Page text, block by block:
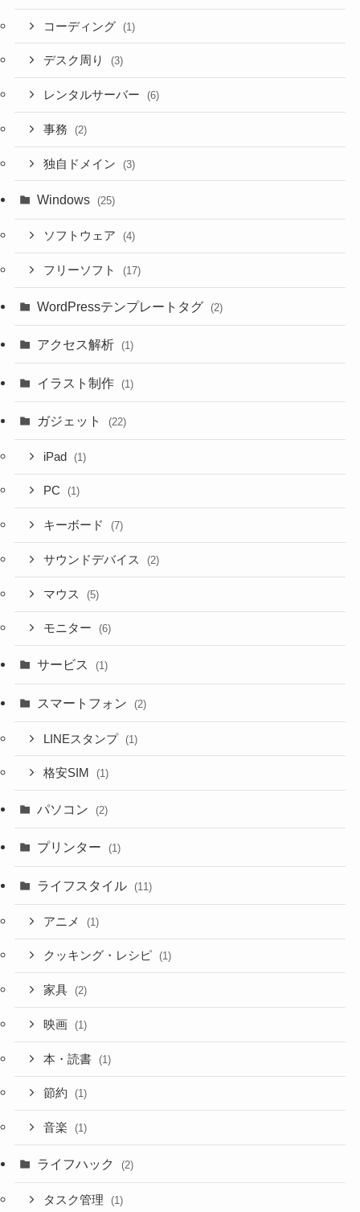
コーディング (1)
デスク周り (3)
レンタルサーバー (6)
事務 (2)
独自ドメイン (3)
Windows (25)
ソフトウェア (4)
フリーソフト (17)
WordPressテンプレートタグ (2)
アクセス解析 (1)
イラスト制作 (1)
ガジェット (22)
iPad (1)
PC (1)
キーボード (7)
サウンドデバイス (2)
マウス (5)
モニター (6)
サービス (1)
スマートフォン (2)
LINEスタンプ (1)
格安SIM (1)
パソコン (2)
プリンター (1)
ライフスタイル (11)
アニメ (1)
クッキング・レシピ (1)
家具 (2)
映画 (1)
本・読書 (1)
節約 (1)
音楽 (1)
ライフハック (2)
タスク管理 (1)